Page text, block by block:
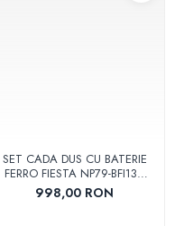
SET CADA DUS CU BATERIE
FERRO FIESTA NP79-BFI13U
CROM
998,00 RON